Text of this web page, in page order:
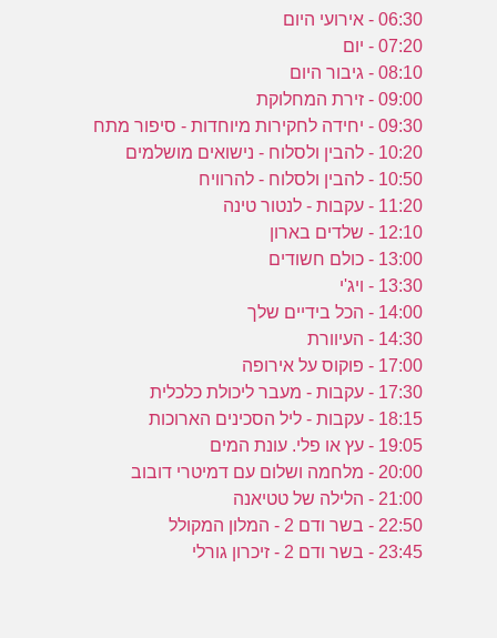
06:30 - אירועי היום
07:20 - יום
08:10 - גיבור היום
09:00 - זירת המחלוקת
09:30 - יחידה לחקירות מיוחדות - סיפור מתח
10:20 - להבין ולסלוח - נישואים מושלמים
10:50 - להבין ולסלוח - להרוויח
11:20 - עקבות - לנטור טינה
12:10 - שלדים בארון
13:00 - כולם חשודים
13:30 - ויג'י
14:00 - הכל בידיים שלך
14:30 - העיוורת
17:00 - פוקוס על אירופה
17:30 - עקבות - מעבר ליכולת כלכלית
18:15 - עקבות - ליל הסכינים הארוכות
19:05 - עץ או פלי. עונת המים
20:00 - מלחמה ושלום עם דמיטרי דובוב
21:00 - הלילה של טטיאנה
22:50 - בשר ודם 2 - המלון המקולל
23:45 - בשר ודם 2 - זיכרון גורלי